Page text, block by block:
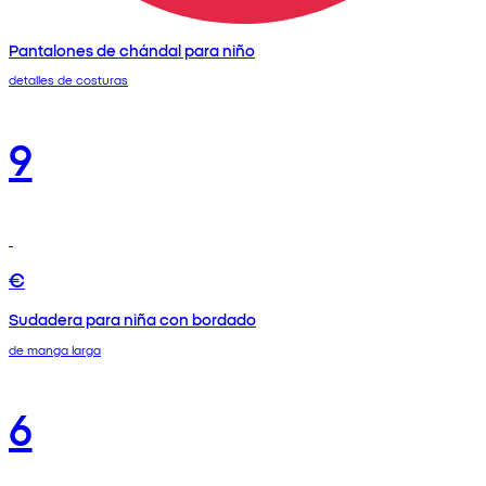
Pantalones de chándal para niño
detalles de costuras
9
€
Sudadera para niña con bordado
de manga larga
6